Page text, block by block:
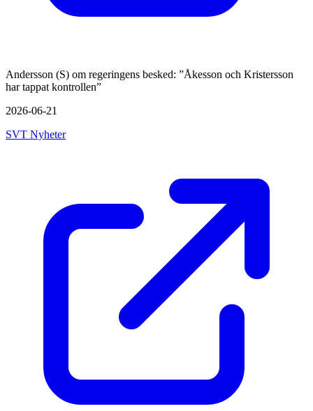
Andersson (S) om regeringens besked: ”Åkesson och Kristersson
har tappat kontrollen”
2026-06-21
SVT Nyheter